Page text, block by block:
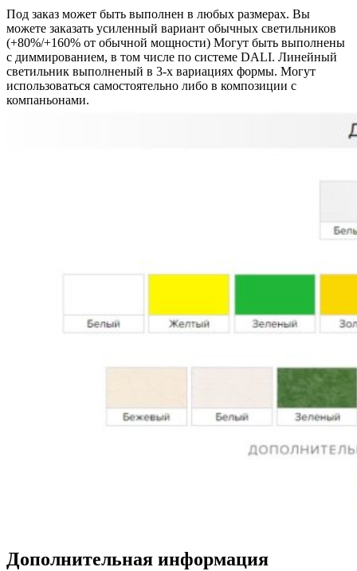
Под заказ может быть выполнен в любых размерах. Вы
можете заказать усиленный вариант обычных светильников
(+80%/+160% от обычной мощности) Могут быть выполнены
с диммированием, в том числе по системе DALI. Линейный
светильник выполненый в 3-х вариациях формы. Могут
использоваться самостоятельно либо в композиции с
компаньонами.
Дополнительная информация